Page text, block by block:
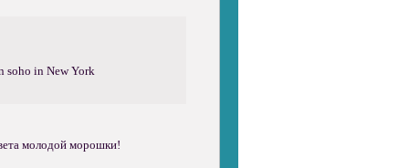
soho in New York
молодой морошки!